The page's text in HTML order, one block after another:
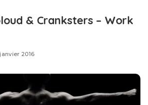
& Cranksters – Work
2016